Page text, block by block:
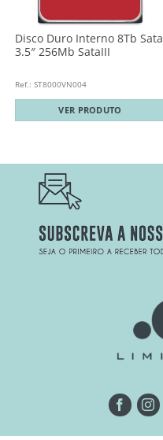
Disco Duro Interno 8Tb Sata
3.5″ 256Mb SataIII
Ref.: ST8000VN004
VER PRODUTO